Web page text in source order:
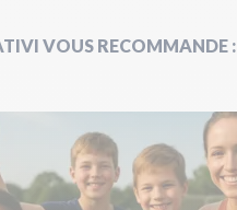
VOUS RECOMMANDE :